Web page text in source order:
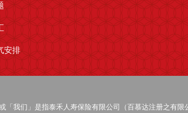
安排
「我们」是指泰禾人寿保险有限公司（百慕达注册之有限